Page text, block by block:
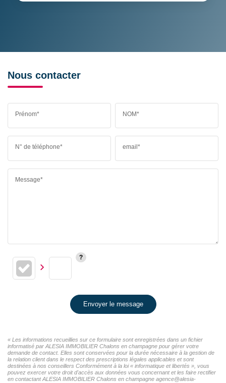
Nous contacter
Prénom* NOM*
N° de téléphone* email*
Message*
Envoyer le message
« Les informations recueillies sur ce formulaire sont enregistrées dans un fichier
informatisé par ALESIA IMMOBILIER Chalons en champagne pour gérer votre
demande de contact. Elles sont conservées pour la durée nécessaire à la gestion de
la relation client dans le respect des prescriptions légales applicables et sont
destinées à nos conseillers Conformément à la loi « informatique et libertés », vous
pouvez exercer votre droit d'accès aux données vous concernant et les faire rectifier
en contactant ALESIA IMMOBILIER Chalons en champagne agence@alesia-